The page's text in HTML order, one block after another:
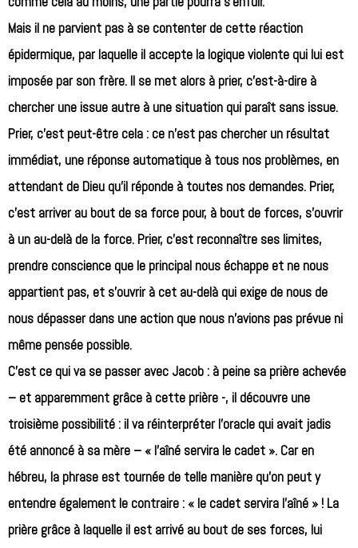
Mais il ne parvient pas à se contenter de cette réaction
épidermique, par laquelle il accepte la logique violente qui lui est
imposée par son frère. Il se met alors à prier, c’est-à-dire à
chercher une issue autre à une situation qui paraît sans issue.
Prier, c’est peut-être cela : ce n’est pas chercher un résultat
immédiat, une réponse automatique à tous nos problèmes, en
attendant de Dieu qu’il réponde à toutes nos demandes. Prier,
c’est arriver au bout de sa force pour, à bout de forces, s’ouvrir
à un au-delà de la force. Prier, c’est reconnaître ses limites,
prendre conscience que le principal nous échappe et ne nous
appartient pas, et s’ouvrir à cet au-delà qui exige de nous de
nous dépasser dans une action que nous n’avions pas prévue ni
même pensée possible.
C’est ce qui va se passer avec Jacob : à peine sa prière achevée
– et apparemment grâce à cette prière -, il découvre une
troisième possibilité : il va réinterpréter l’oracle qui avait jadis
été annoncé à sa mère – « l’aîné servira le cadet ». Car en
hébreu, la phrase est tournée de telle manière qu’on peut y
entendre également le contraire : « le cadet servira l’aîné » ! La
prière grâce à laquelle il est arrivé au bout de ses forces, lui